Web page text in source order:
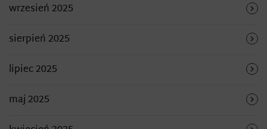
wrzesień 2025
sierpień 2025
lipiec 2025
maj 2025